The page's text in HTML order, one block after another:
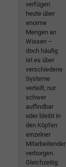
verfügen
heute über
enorme
Mengen an
Wissen –
doch häufig
ist es über
verschiedene
Systeme
verteilt, nur
schwer
auffindbar
oder bleibt in
den Köpfen
einzelner
Mitarbeitender
verborgen.
Gleichzeitig